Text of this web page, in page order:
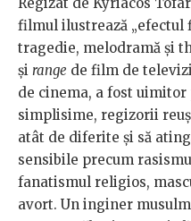
Regizat de Kyriacos
filmul ilustrează
tragedie, melodramă și
și range de film de
de cinema, a fost
simplisime, regizorii
atât de diferite și să
sensibile precum
fanatismul religios,
avort. Un inginer